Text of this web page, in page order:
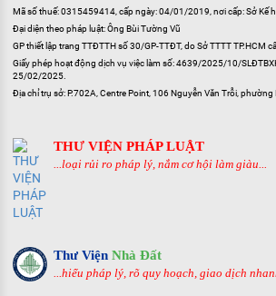
Mã số thuế: 0315459414, cấp ngày: 04/01/2019, nơi cấp: Sở Kế
Đại diện theo pháp luật: Ông Bùi Tường Vũ
GP thiết lập trang TTĐTTH số 30/GP-TTĐT, do Sở TTTT TP.HCM
Giấy phép hoạt động dịch vụ việc làm số: 4639/2025/10/
25/02/2025.
Địa chỉ trụ sở: P.702A, Centre Point, 106 Nguyễn Văn Trỗi, phường
THƯ VIỆN PHÁP LUẬT
...loại rủi ro pháp lý, nắm cơ hội làm giàu...
Thư Viện Nhà Đất
...hiểu pháp lý, rõ quy hoạch, giao dịch